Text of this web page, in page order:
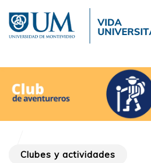
contenido
principal
Clubes y actividades